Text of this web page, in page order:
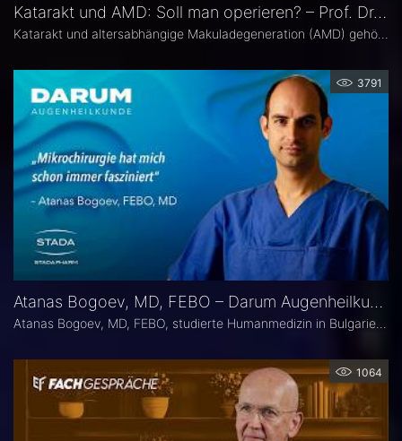
Katarakt und AMD: Soll man operieren? – Prof. Dr. Amelie Pielen
3791
Atanas Bogoev, MD, FEBO – Darum Augenheilkunde
1064